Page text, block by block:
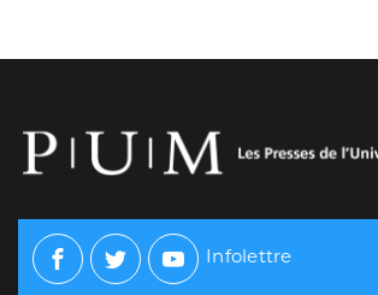
Facebook
TwitterYoutube
Infolettre